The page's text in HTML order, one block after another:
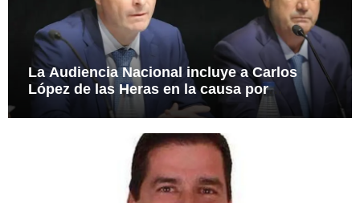
La Audiencia Nacional incluye a Carlos
López de las Heras en la causa por
presuntas irregularidades en el rescate de
112,8 millones a Tubos Reunidos